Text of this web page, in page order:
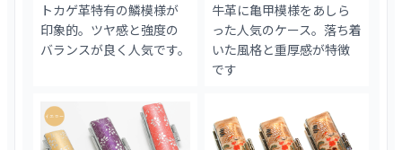
トカゲ革特有の鱗模様が
印象的。ツヤ感と強度の
バランスが良く人気です。
牛革に亀甲模様をあしら
った人気のケース。落ち着
いた風格と重厚感が特徴
です